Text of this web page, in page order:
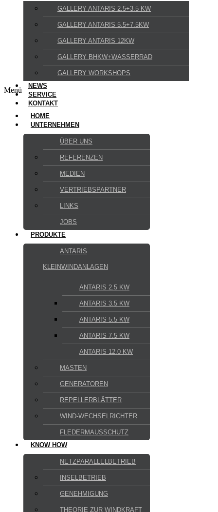
GALLERY ANTARIS 2.5+3.5 KW
GALLERY ANTARIS 5.5+7.5KW
GALLERY ANTARIS 12KW
GALLERY BHKW+WASSERRAD
GALLERY WORKSHOPS
NEWS
SERVICE
KONTAKT
Menü
HOME
UNTERNEHMEN
ÜBER UNS
REFERENZEN
MEDIEN
VERTRIEBSPARTNER
LINKS
JOBS
PRODUKTE
ANTARIS
KLEINWINDANLAGEN
ANTARIS 2.5 KW
ANTARIS 3.5 KW
ANTARIS 5.5 KW
ANTARIS 7.5 KW
ANTARIS 12.0 KW
MASTEN
GENERATOREN
REPELLERBLÄTTER
WIND-WECHSELRICHTER
FLEDERMAUSSCHUTZ
KNOW HOW
NETZPARALLELBETRIEB
INSELBETRIEB
GENEHMIGUNG
THEORIE ZUR WINDKRAFT